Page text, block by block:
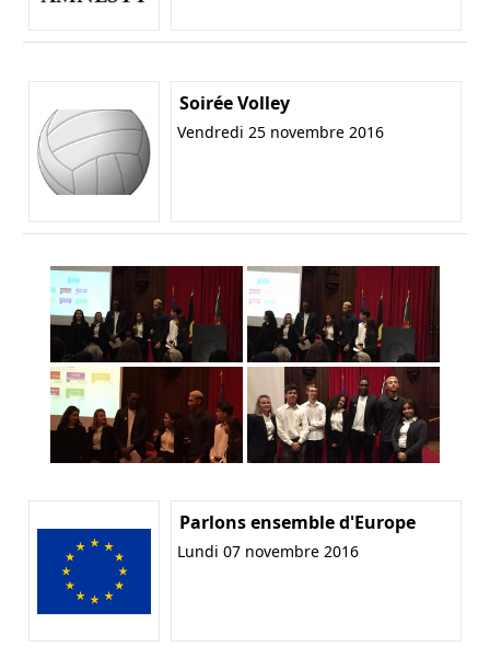
Soirée Volley
Vendredi 25 novembre 2016
Parlons ensemble d'Europe
Lundi 07 novembre 2016